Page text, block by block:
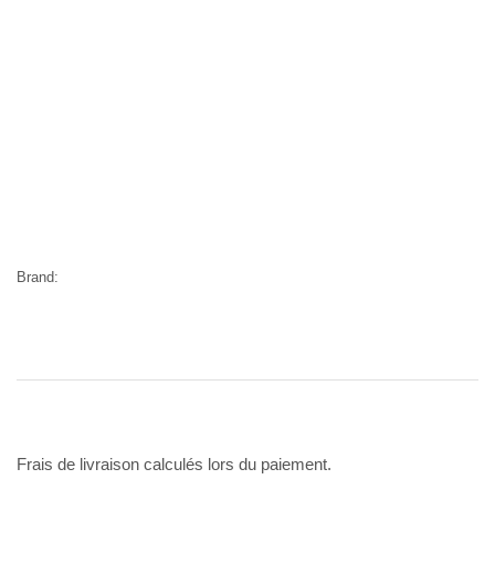
Brand:
Frais de livraison calculés lors du paiement.